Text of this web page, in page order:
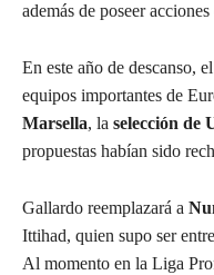
además de poseer acciones
En este año de descanso,
equipos importantes de
Marsella, la selección de
propuestas habían sido
Gallardo reemplazará a
Ittihad, quien supo ser
Al momento en la Liga